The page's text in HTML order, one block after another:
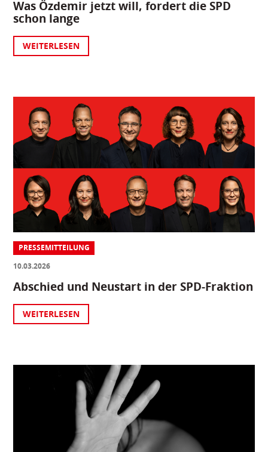
Was Özdemir jetzt will, fordert die SPD
schon lange
WEITERLESEN
PRESSEMITTEILUNG
10.03.2026
Abschied und Neustart in der SPD-Fraktion
WEITERLESEN